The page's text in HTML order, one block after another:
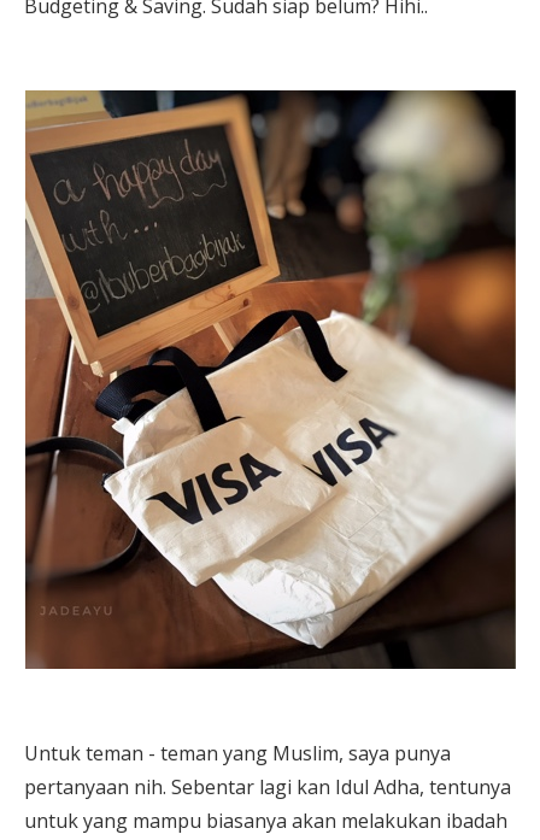
Budgeting & Saving. Sudah siap belum? Hihi..
Untuk teman - teman yang Muslim, saya punya
pertanyaan nih. Sebentar lagi kan Idul Adha, tentunya
untuk yang mampu biasanya akan melakukan ibadah